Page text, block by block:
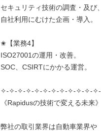
セキュリティ技術の調査・及び、
自社利用にむけた企画・導入。
✬【業務4】
ISO27001の運用・改善。
SOC、CSIRTにかかる運営。
✧-✧-✧-✧-✧-✧-✧-✧-✧-✧-✧-
《Rapidusの技術で変える未来》
弊社の取引業界は自動車業界や